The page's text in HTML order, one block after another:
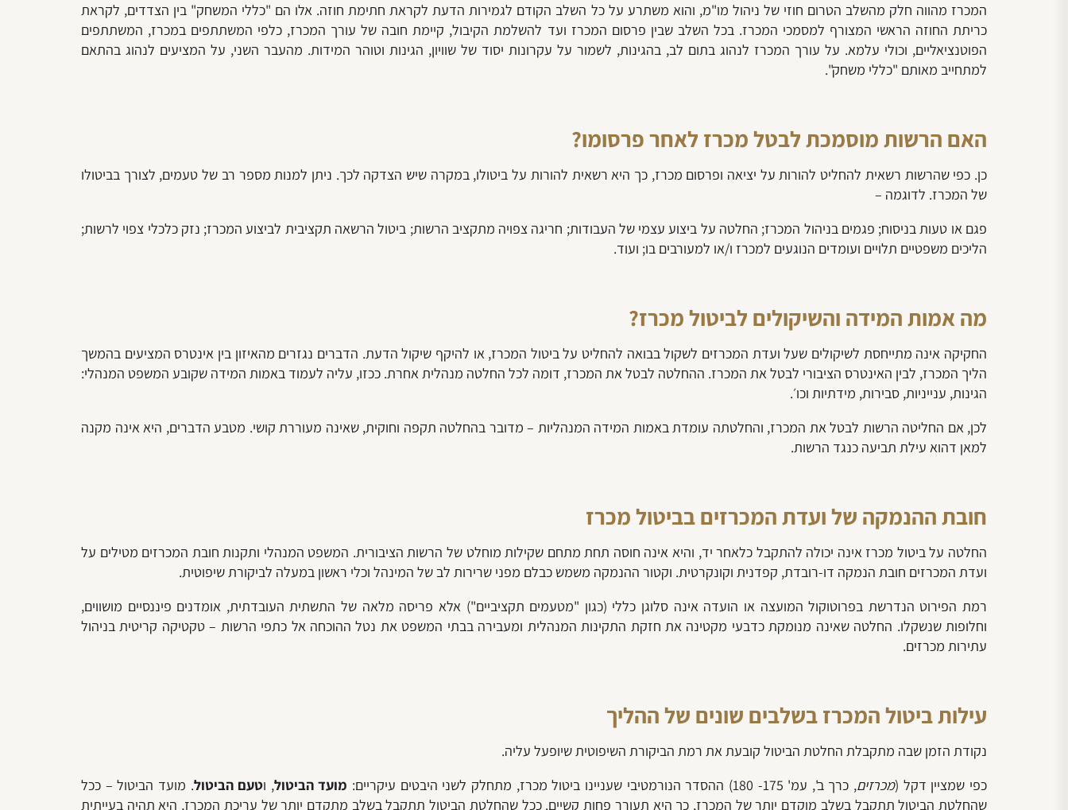
המכרז מהווה חלק מהשלב הטרום חוזי של ניהול מו"מ, והוא משתרע על כל השלב הקודם לגמירות הדעת לקראת חתימת חוזה. אלו הם "כללי המשחק" בין הצדדים, לקראת
כריתת החוזה הראשי המצורף למסמכי המכרז. בכל השלב שבין פרסום המכרז ועד להשלמת הקיבול, קיימת חובה של עורך המכרז, כלפי המשתתפים במכרז, המשתתפים
הפוטנציאליים, וכולי עלמא. על עורך המכרז לנהוג בתום לב, בהגינות, לשמור על עקרונות יסוד של שוויון, הגינות וטוהר המידות. מהעבר השני, על המציעים לנהוג בהתאם
למתחייב מאותם "כללי משחק".
האם הרשות מוסמכת לבטל מכרז לאחר פרסומו?
כן. כפי שהרשות רשאית להחליט להורות על יציאה ופרסום מכרז, כך היא רשאית להורות על ביטולו, במקרה שיש הצדקה לכך. ניתן למנות מספר רב של טעמים, לצורך בביטולו
של המכרז. לדוגמה –
פגם או טעות בניסוח; פגמים בניהול המכרז; החלטה על ביצוע עצמי של העבודות; חריגה צפויה מתקציב הרשות; ביטול הרשאה תקציבית לביצוע המכרז; נזק כלכלי צפוי לרשות;
הליכים משפטיים תלויים ועומדים הנוגעים למכרז ו/או למעורבים בו; ועוד.
מה אמות המידה והשיקולים לביטול מכרז?
החקיקה אינה מתייחסת לשיקולים שעל ועדת המכרזים לשקול בבואה להחליט על ביטול המכרז, או להיקף שיקול הדעת. הדברים נגזרים מהאיזון בין אינטרס המציעים בהמשך
הליך המכרז, לבין האינטרס הציבורי לבטל את המכרז. ההחלטה לבטל את המכרז, דומה לכל החלטה מנהלית אחרת. ככזו, עליה לעמוד באמות המידה שקובע המשפט המנהלי:
הגינות, ענייניות, סבירות, מידתיות וכו׳.
לכן, אם החליטה הרשות לבטל את המכרז, והחלטתה עומדת באמות המידה המנהליות – מדובר בהחלטה תקפה וחוקית, שאינה מעוררת קושי. מטבע הדברים, היא אינה מקנה
למאן דהוא עילת תביעה כנגד הרשות.
חובת ההנמקה של ועדת המכרזים בביטול מכרז
החלטה על ביטול מכרז אינה יכולה להתקבל כלאחר יד, והיא אינה חוסה תחת מתחם שקילות מוחלט של הרשות הציבורית. המשפט המנהלי ותקנות חובת המכרזים מטילים על
ועדת המכרזים חובת הנמקה דו-רובדת, קפדנית וקונקרטית. וקטור ההנמקה משמש כבלם מפני שרירות לב של המינהל וכלי ראשון במעלה לביקורת שיפוטית.
רמת הפירוט הנדרשת בפרוטוקול המועצה או הועדה אינה סלוגן כללי (כגון "מטעמים תקציביים") אלא פריסה מלאה של התשתית העובדתית, אומדנים פיננסיים מושווים,
וחלופות שנשקלו. החלטה שאינה מנומקת כדבעי מקטינה את חזקת התקינות המנהלית ומעבירה בבתי המשפט את נטל ההוכחה אל כתפי הרשות – טקטיקה קריטית בניהול
עתירות מכרזים.
עילות ביטול המכרז בשלבים שונים של ההליך
נקודת הזמן שבה מתקבלת החלטת הביטול קובעת את רמת הביקורת השיפוטית שיופעל עליה.
כפי שמציין דקל (מכרזים, כרך ב', עמ' 175- 180) ההסדר הנורמטיבי שעניינו ביטול מכרז, מתחלק לשני היבטים עיקריים: מועד הביטול, וטעם הביטול. מועד הביטול – ככל
שהחלטת הביטול תתקבל בשלב מוקדם יותר של המכרז, כך היא תעורר פחות קשיים. ככל שהחלטת הביטול תתקבל בשלב מתקדם יותר של עריכת המכרז, היא תהיה בעייתית